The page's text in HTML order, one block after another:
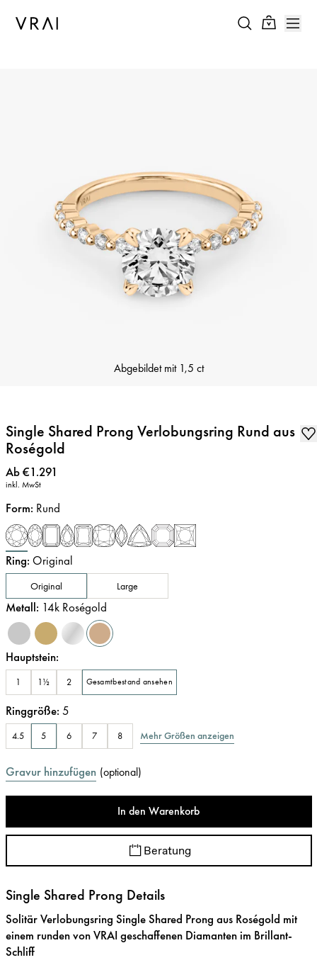
Abgebildet mit 1,5 ct
Single Shared Prong Verlobungsring Rund aus
Roségold
Preis:
Ab €1.291
inkl. MwSt
Form: Rund
Ring: Original
Original Large
Metall: 14k Roségold
Hauptstein:
1 1½ 2 Gesamtbestand ansehen
Ringgröße: 5
4.5 5 6 7 8 Mehr Größen anzeigen
Gravur hinzufügen (optional)
In den Warenkorb
Beratung
Single Shared Prong Details
Solitär Verlobungsring Single Shared Prong aus Roségold mit
einem runden von VRAI geschaffenen Diamanten im Brillant-
Schliff